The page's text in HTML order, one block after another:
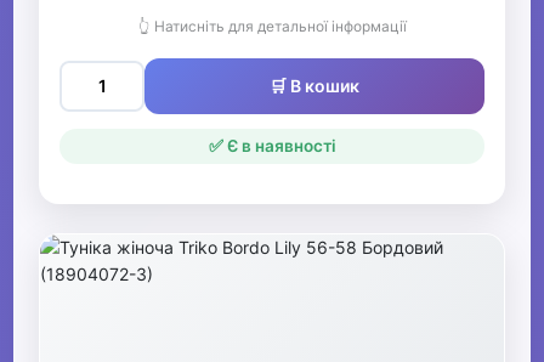
👆 Натисніть для детальної інформації
🛒 В кошик
✅ Є в наявності